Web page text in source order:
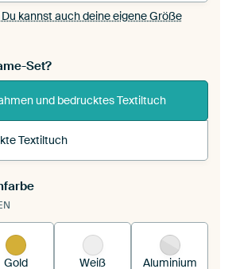
kannst auch deine eigene Größe
Set?
und bedrucktes Textiltuch
Textiltuch
einen wechselbaren Textiltuch in
ArtFrame™.
es.
Gold Weiß Aluminium